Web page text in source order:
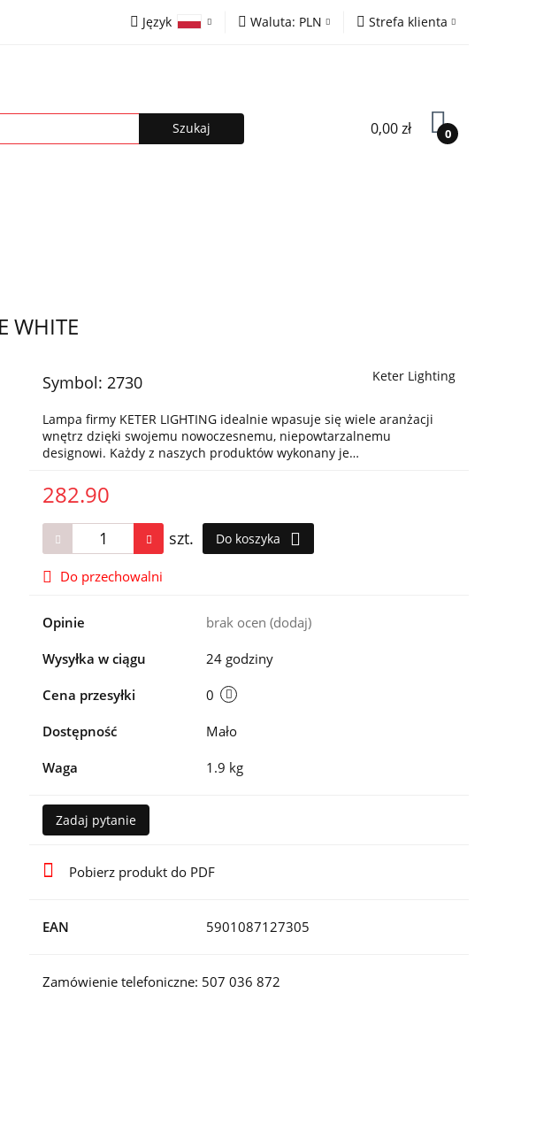
Język Waluta: PLN Strefa klienta
Dodaj zgłoszenie
0,00 zł 0
Plafony
WHITE
Symbol: 2730 Keter Lighting
Lampa firmy KETER LIGHTING idealnie wpasuje się wiele aranżacji
wnętrz dzięki swojemu nowoczesnemu, niepowtarzalnemu
designowi. Każdy z naszych produktów wykonany je…
282.90
szt. Do koszyka
Do przechowalni
Opinie brak ocen(dodaj)
Wysyłka w ciągu 24 godziny
Cena przesyłki 0
Dostępność Mało
Waga 1.9 kg
Zadaj pytanie
Pobierz produkt do PDF
EAN 5901087127305
Zamówienie telefoniczne: 507 036 872